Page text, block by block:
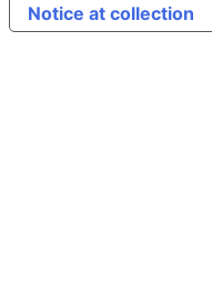
Notice at collection